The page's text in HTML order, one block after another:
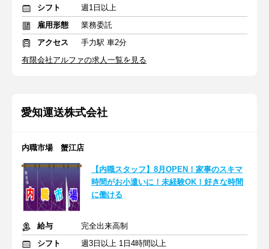
シフト
週1日以上
雇用形態
業務委託
アクセス
手力駅 車2分
有限会社アルファの求人一覧を見る
愛知運送株式会社
内職市場 蟹江店
【内職スタッフ】8月OPEN！家事のスキマ
時間がお小遣いに！未経験OK！好きな時間
に働ける
給与
完全出来高制
シフト
週3日以上 1日4時間以上